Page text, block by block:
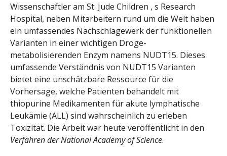
Wissenschaftler am St. Jude Children ‚ s Research
Hospital, neben Mitarbeitern rund um die Welt haben
ein umfassendes Nachschlagewerk der funktionellen
Varianten in einer wichtigen Droge-
metabolisierenden Enzym namens NUDT15. Dieses
umfassende Verständnis von NUDT15 Varianten
bietet eine unschätzbare Ressource für die
Vorhersage, welche Patienten behandelt mit
thiopurine Medikamenten für akute lymphatische
Leukämie (ALL) sind wahrscheinlich zu erleben
Toxizität. Die Arbeit war heute veröffentlicht in den
Verfahren der National Academy of Science.